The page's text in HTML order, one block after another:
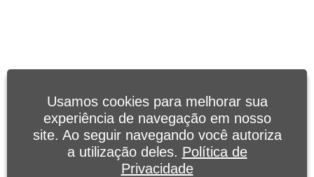
Usamos cookies para melhorar sua
experiência de navegação em nosso
site. Ao seguir navegando você autoriza
a utilização deles. Política de
Privacidade